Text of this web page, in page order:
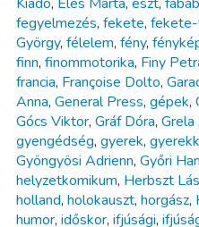
fegyelmezés, fekete,
György, félelem, fény,
finn, finommotorika, Finy
francia, Françoise Dolto,
Anna, General Press, gépek,
Gócs Viktor, Gráf Dóra, Grela
gyengédség, gyerek,
Gyöngyösi Adrienn, Győri
helyzetkomikum, Herbszt
holland, holokauszt, horgász,
humor, időskor, ifjúsági,